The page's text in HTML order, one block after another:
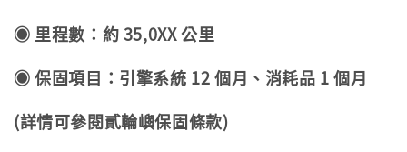
◉ 里程數：約 35,0XX 公里
◉ 保固項目：引擎系統 12 個月、消耗品 1 個月
(詳情可參閱貳輪嶼保固條款)